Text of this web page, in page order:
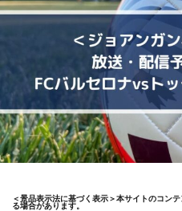
＜景品表示法に基づく表示＞本サイトのコン
る場合があります。